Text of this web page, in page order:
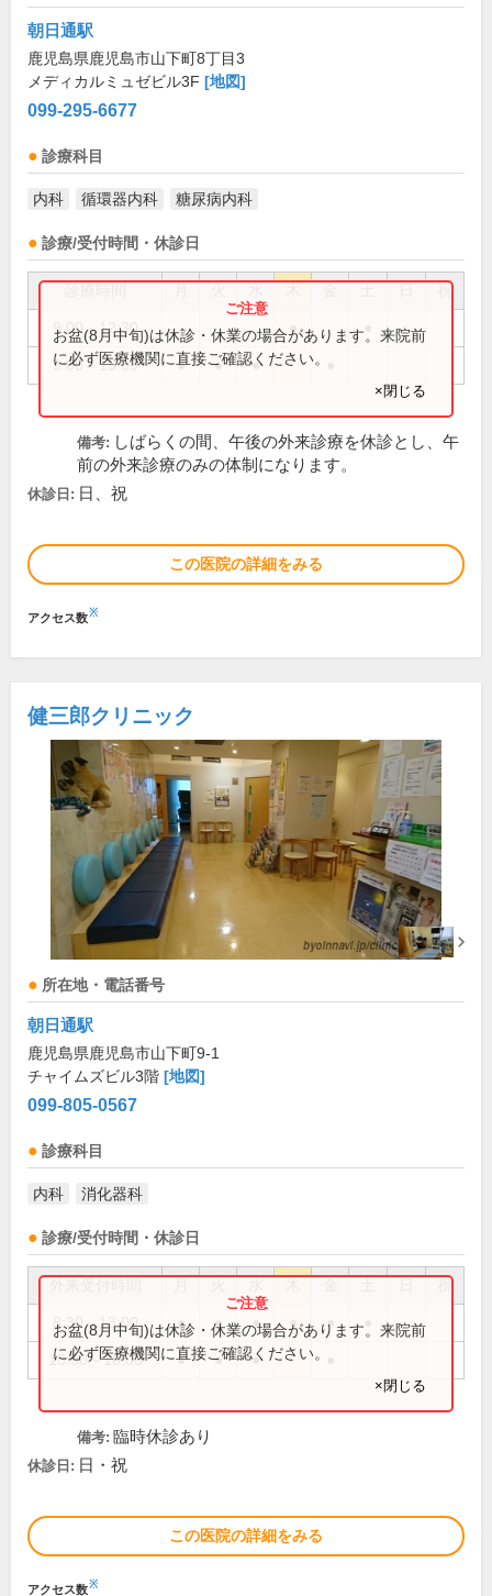
朝日通駅
鹿児島県鹿児島市山下町8丁目3
メディカルミュゼビル3F [地図]
099-295-6677
診療科目
内科 循環器内科 糖尿病内科
診療/受付時間・休診日
祝
9:00～12:30 ●
9:00～13:00 ● ● ●
お盆(8月中旬)は休診・休業の場合があります。来院前
に必ず医療機関に直接ご確認ください。
×閉じる
備考: しばらくの間、午後の外来診療を休診とし、午
前の外来診療のみの体制になります。
休診日: 日、祝
この医院の詳細をみる
アクセス数※
健三郎クリニック
所在地・電話番号
朝日通駅
鹿児島県鹿児島市山下町9-1
チャイムズビル3階 [地図]
099-805-0567
診療科目
内科 消化器科
診療/受付時間・休診日
祝
8:30～13:00 ● ● ● ● ●
15:00～18:00 ● ● ●
お盆(8月中旬)は休診・休業の場合があります。来院前
に必ず医療機関に直接ご確認ください。
×閉じる
備考: 臨時休診あり
休診日: 日・祝
この医院の詳細をみる
アクセス数※